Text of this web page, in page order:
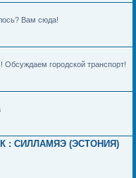
Вам сюда!
городской транспорт!
: СИЛЛАМЯЭ (ЭСТОНИЯ)